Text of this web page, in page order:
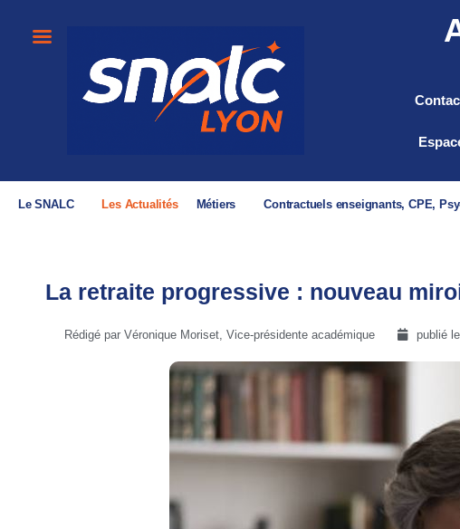
Le SNALC Les Actualités Métiers Contractuels enseignants, CPE,
La retraite progressive : nouveau
Rédigé par Véronique Moriset, Vice-présidente académique publié le